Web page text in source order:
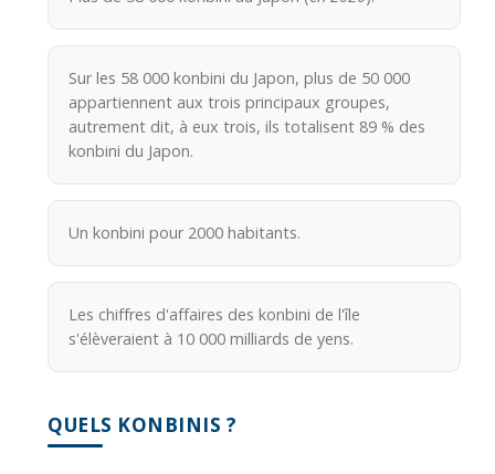
Sur les 58 000 konbini du Japon, plus de 50 000
appartiennent aux trois principaux groupes,
autrement dit, à eux trois, ils totalisent 89 % des
konbini du Japon.
Un konbini pour 2000 habitants.
Les chiffres d'affaires des konbini de l'île
s'élèveraient à 10 000 milliards de yens.
QUELS KONBINIS ?